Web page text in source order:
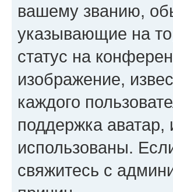
вашему званию,
указывающие на
статус на
изображение,
каждого
поддержка аватар,
использованы.
свяжитесь с